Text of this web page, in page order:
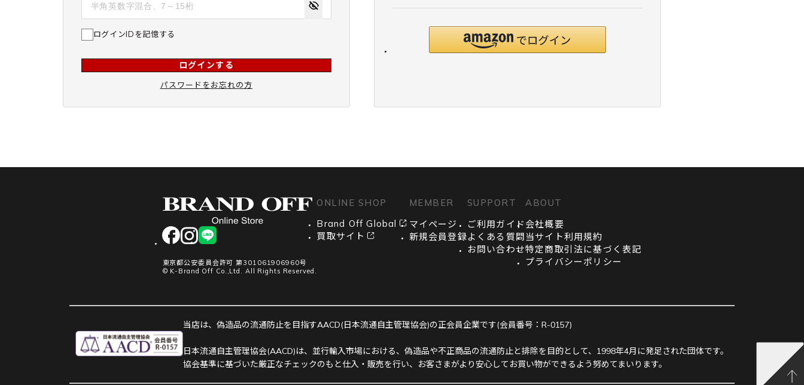
ログインIDを記憶する
ログインする
パスワードをお忘れの方
facebookinstagram
LINE
東京都公安委員会許可 第301061906960号
© K-Brand Off Co.,Ltd. All Rights Reserved.
ONLINE SHOP
Brand Off Global
買取サイト
MEMBER
マイページ
新規会員登録
SUPPORT
ご利用ガイド
よくある質問
お問い合わせ
ABOUT
会社概要
当サイト利用規約
特定商取引法に基づく表記
プライバシーポリシー
当店は、偽造品の流通防止を目指すAACD(日本流通自主管理協会)の正会員企業です(会員番号：R-0157)
日本流通自主管理協会(AACD)は、並行輸入市場における、偽造品や不正商品の流通防止と排除を目的として、1998年4月に発足された団体です。
協会基準に基づいた厳正なチェックのもと仕入・販売を行い、お客さまがより安心してお買い物ができるよう努めてまいります。